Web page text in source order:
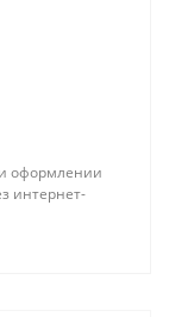
оформлении
интернет-